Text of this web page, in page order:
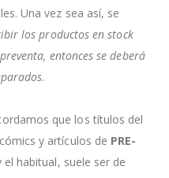
Una vez sea así, se
los productos en stock
entonces se deberá
.
que los títulos del
y artículos de PRE-
habitual, suele ser de